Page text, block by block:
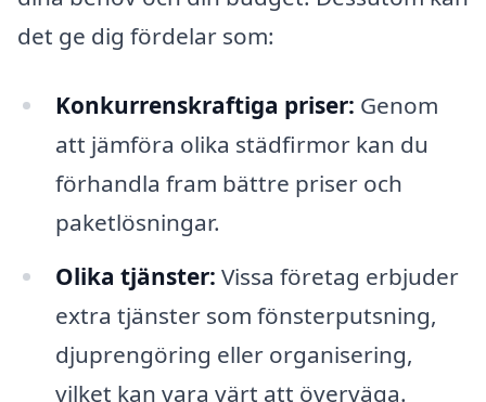
det ge dig fördelar som:
Konkurrenskraftiga priser: Genom
att jämföra olika städfirmor kan du
förhandla fram bättre priser och
paketlösningar.
Olika tjänster: Vissa företag erbjuder
extra tjänster som fönsterputsning,
djuprengöring eller organisering,
vilket kan vara värt att överväga.